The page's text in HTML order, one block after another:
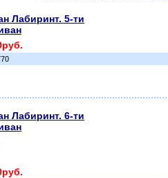
Лабиринт. 5-ти
Лабиринт. 6-ти